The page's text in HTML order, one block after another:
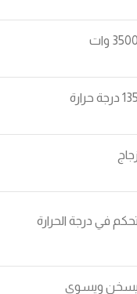
3500 وات
135 درجة حرارة
زجاج
تحكم في درجة الحرارة
يسخن ويسوي